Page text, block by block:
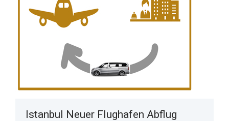
Istanbul Neuer Flughafen Abflug